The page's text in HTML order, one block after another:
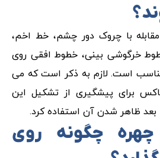
مقابله با چروک دور چشم، خط اخم،
خرگوشی بینی، خطوط افقی روی
است. لازم به ذکر است که می
برای پیشگیری از تشکیل این
بعد ظاهر شدن آن استفاده کرد.
چگونه روی